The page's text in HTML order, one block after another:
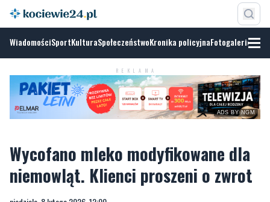
WiadomościSportKulturaSpołeczeństwoKronika policyjnaFotogalerie
REKLAMA
NGM
Wycofano mleko modyfikowane dla
niedziela, 8 lutego 2026, 12:00